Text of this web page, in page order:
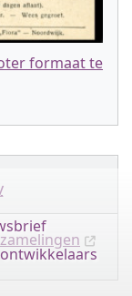
formaat te